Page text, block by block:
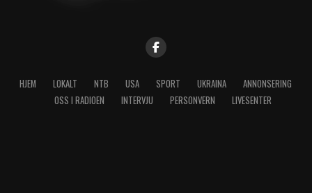
HJEM LOKALT NTB USA SPORT UKRAINA
ANNONSERING
OSS I RADIOEN
INTERVJU PERSONVERN LIVESENTER